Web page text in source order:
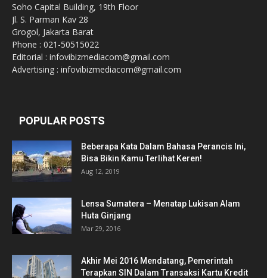
Soho Capital Building, 19th Floor
Jl. S. Parman Kav 28
Grogol, Jakarta Barat
Phone : 021-50515022
Editorial : infovibizmediacom@gmail.com
Advertising : infovibizmediacom@gmail.com
POPULAR POSTS
Beberapa Kata Dalam Bahasa Perancis Ini,
Bisa Bikin Kamu Terlihat Keren!
Aug 12, 2019
Lensa Sumatera – Menatap Lukisan Alam
Huta Ginjang
Mar 29, 2016
Akhir Mei 2016 Mendatang, Pemerintah
Terapkan SIN Dalam Transaksi Kartu Kredit